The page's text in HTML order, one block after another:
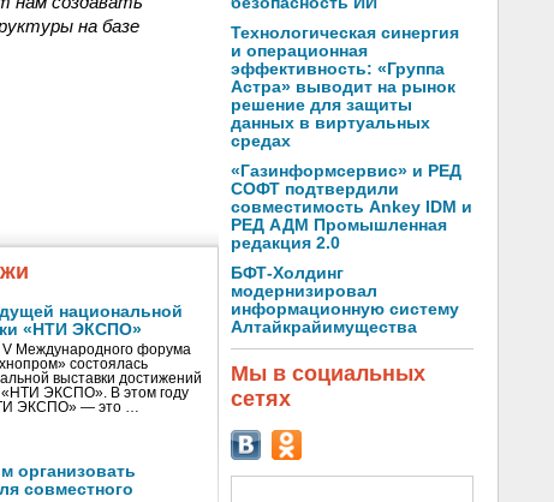
на базе
национальной
«НТИ ЭКСПО»
V Международного форума
состоялась
выставки достижений
«НТИ ЭКСПО». В этом году
ЭКСПО» — это …
организовать
совместного
Технологическая синергия
и операционная
эффективность: «Группа
Астра» выводит на рынок
решение для защиты
данных в виртуальных
средах
«Газинформсервис» и РЕД
СОФТ подтвердили
совместимость Ankey IDM и
РЕД АДМ Промышленная
редакция 2.0
БФТ-Холдинг
модернизировал
информационную систему
Алтайкрайимущества
Мы в социальных
сетях